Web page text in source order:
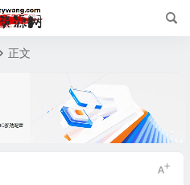
正文